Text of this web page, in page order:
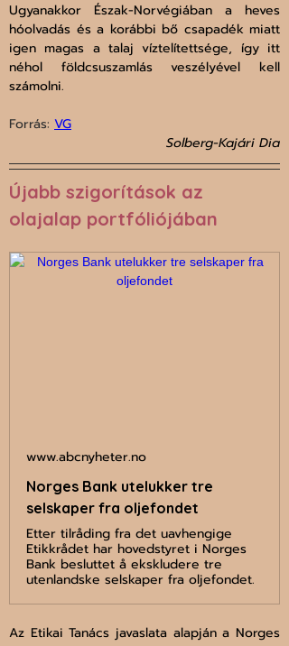
Ugyanakkor Észak-Norvégiában a heves
hóolvadás és a korábbi bő csapadék miatt
igen magas a talaj víztelítettsége, így itt
néhol földcsuszamlás veszélyével kell
számolni.
Forrás: VG
Solberg-Kajári Dia
Újabb szigorítások az
olajalap portfóliójában
www.abcnyheter.no
Norges Bank utelukker tre
selskaper fra oljefondet
Etter tilråding fra det uavhengige
Etikkrådet har hovedstyret i Norges
Bank besluttet å ekskludere tre
utenlandske selskaper fra oljefondet.
Az Etikai Tanács javaslata alapján a Norges